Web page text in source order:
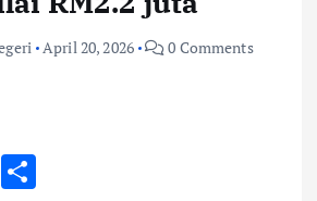
April 20, 2026 0 Comments
W